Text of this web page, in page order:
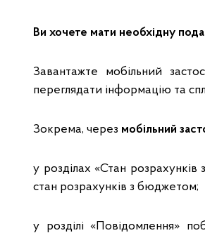
Ви хочете мати необхідну
Завантажте мобільний
переглядати інформацію та
Зокрема, через мобільний
у розділах «Стан
стан розрахунків з бюджетом;
у розділі «Повідомлення»